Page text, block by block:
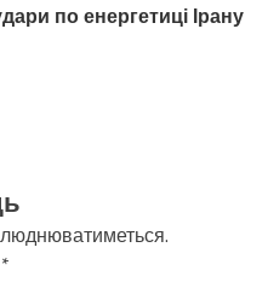
по енергетиці Ірану
*